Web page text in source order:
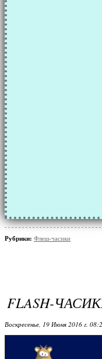
Рубрики: Флеш-часики
FLASH-
Воскресенье, 19 Июня 2016 г.